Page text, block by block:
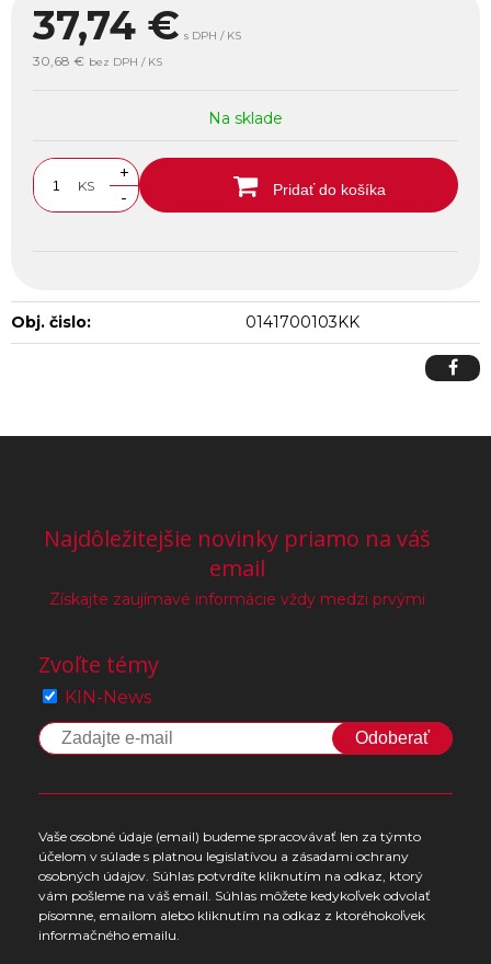
37,74 € s DPH / KS
30,68 € bez DPH / KS
Na sklade
KS
+
-
Pridať do košíka
Obj. čislo: 0141700103KK
Najdôležitejšie novinky priamo na váš
email
Získajte zaujímavé informácie vždy medzi prvými
Zvoľte témy
KIN-News
Odoberať
Vaše osobné údaje (email) budeme spracovávať len za týmto
účelom v súlade s platnou legislatívou a zásadami ochrany
osobných údajov. Súhlas potvrdíte kliknutím na odkaz, ktorý
vám pošleme na váš email. Súhlas môžete kedykoľvek odvolať
písomne, emailom alebo kliknutím na odkaz z ktoréhokoľvek
informačného emailu.